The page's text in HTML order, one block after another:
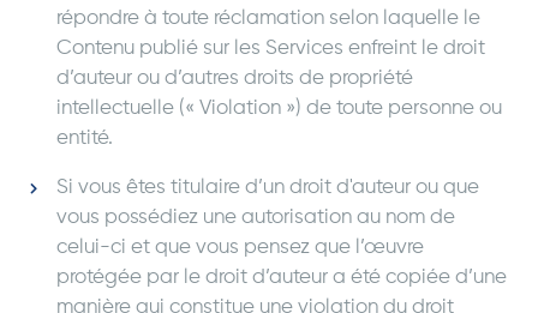
répondre à toute réclamation selon laquelle le
Contenu publié sur les Services enfreint le droit
d’auteur ou d’autres droits de propriété
intellectuelle (« Violation ») de toute personne ou
entité.
Si vous êtes titulaire d’un droit d'auteur ou que
vous possédiez une autorisation au nom de
celui-ci et que vous pensez que l’œuvre
protégée par le droit d’auteur a été copiée d’une
manière qui constitue une violation du droit